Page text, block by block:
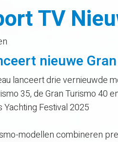
TV
nieuwe
lanceert drie vernieuwde
35, de Gran Turismo 40
Festival 2025
modellen combineren